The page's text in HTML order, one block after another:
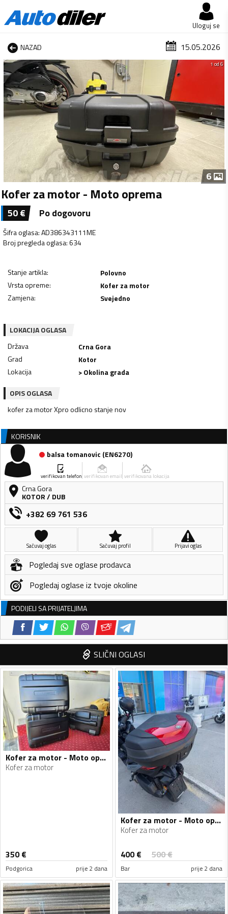
Uloguj se
NAZAD 15.05.2026
1 od 6
6
Kofer za motor - Moto oprema
50€ Po dogovoru
Šifra oglasa:AD386343111ME
Broj pregleda oglasa:634
Stanje artikla:
Polovno
Vrsta opreme:
Kofer za motor
Zamjena: Svejedno
LOKACIJA OGLASA
Država
Crna Gora
Grad
Kotor
Lokacija
> Okolina grada
OPIS OGLASA
kofer za motor Xpro odlicno stanje nov
KORISNIK
balsa tomanovic (EN6270)
verifikovan telefon verifikovan email verifikovana lokacija
Crna Gora
KOTOR/ DUB
+382 69 761 536
Sačuvaj oglas Sačuvaj profil Prijavi oglas
Pogledaj sve oglase prodavca
Pogledaj oglase iz tvoje okoline
PODIJELI SA PRIJATELJIMA
SLIČNI OGLASI
Kofer za motor - Moto oprema
Kofer za motor
350€
Podgorica prije 2 dana
Kofer za motor - Moto oprema
Kofer za motor
400€ 500€
Bar prije 2 dana